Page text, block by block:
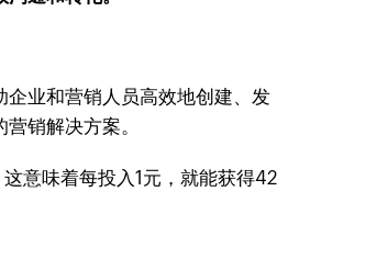
业和营销人员高效地创建、发
销解决方案。
意味着每投入1元，就能获得42